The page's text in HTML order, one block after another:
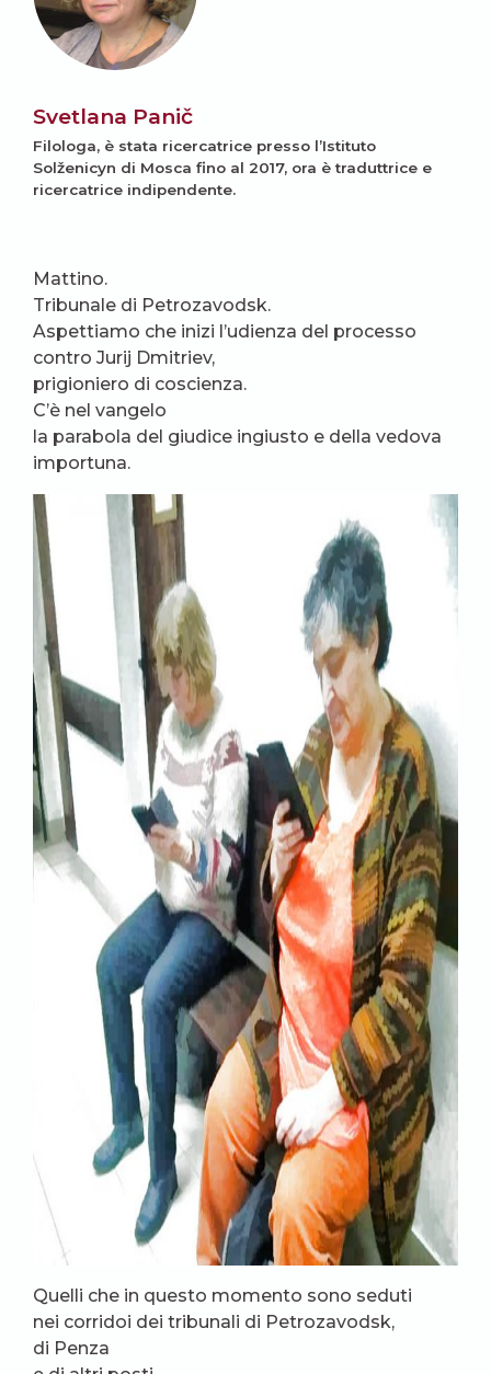
Svetlana Panič
Filologa, è stata ricercatrice presso l’Istituto
Solženicyn di Mosca fino al 2017, ora è traduttrice e
ricercatrice indipendente.
Mattino.
Tribunale di Petrozavodsk.
Aspettiamo che inizi l’udienza del processo
contro Jurij Dmitriev,
prigioniero di coscienza.
C’è nel vangelo
la parabola del giudice ingiusto e della vedova
importuna.
Quelli che in questo momento sono seduti
nei corridoi dei tribunali di Petrozavodsk,
di Penza